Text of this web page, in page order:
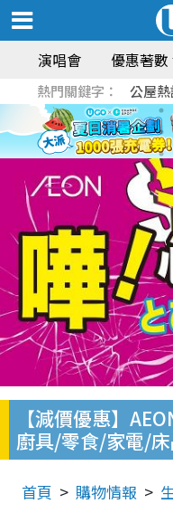
演唱會 優惠著數
熱門關鍵字： 公屋
【減價優惠】
廚具/零食/家電/
首頁 購物情報